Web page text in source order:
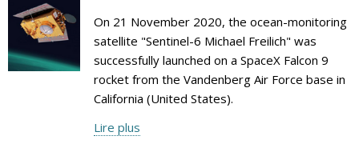
On 21 November 2020, the ocean-monitoring
satellite "Sentinel-6 Michael Freilich" was
successfully launched on a SpaceX Falcon 9
rocket from the Vandenberg Air Force base in
California (United States).
Lire plus